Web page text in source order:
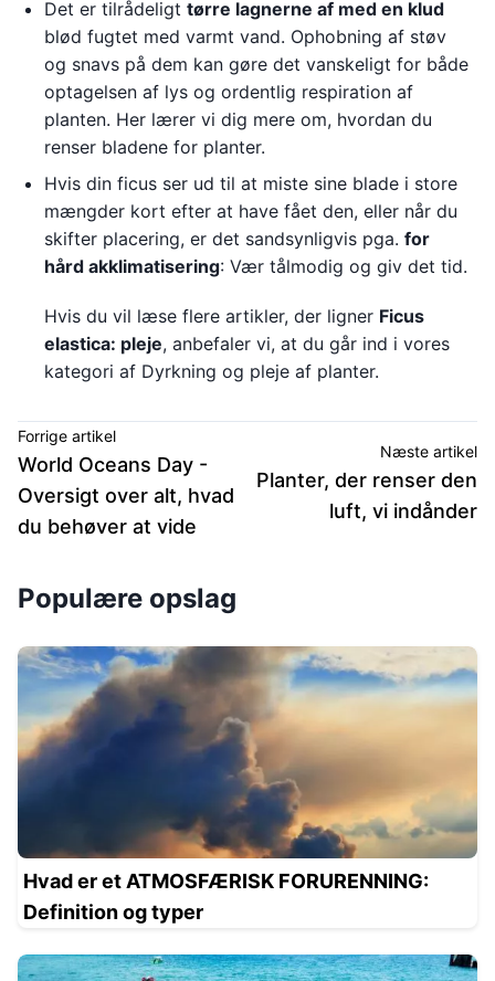
Det er tilrådeligt tørre lagnerne af med en klud
blød fugtet med varmt vand. Ophobning af støv
og snavs på dem kan gøre det vanskeligt for både
optagelsen af lys og ordentlig respiration af
planten. Her lærer vi dig mere om, hvordan du
renser bladene for planter.
Hvis din ficus ser ud til at miste sine blade i store
mængder kort efter at have fået den, eller når du
skifter placering, er det sandsynligvis pga. for
hård akklimatisering: Vær tålmodig og giv det tid.
Hvis du vil læse flere artikler, der ligner Ficus
elastica: pleje, anbefaler vi, at du går ind i vores
kategori af Dyrkning og pleje af planter.
Forrige artikel
World Oceans Day -
Oversigt over alt, hvad
du behøver at vide
Næste artikel
Planter, der renser den
luft, vi indånder
Populære opslag
Hvad er et ATMOSFÆRISK FORURENNING:
Definition og typer